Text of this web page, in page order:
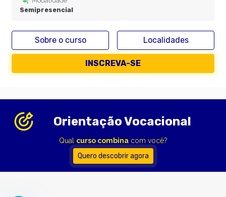
Semipresencial
Sobre o curso Localidades
INSCREVA-SE
Orientação Vocacional
Qual curso combinacom você?
Quero descobrir agora